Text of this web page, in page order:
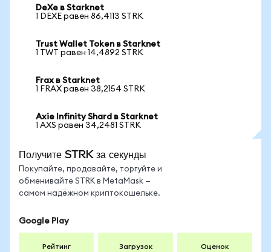
DeXe в Starknet
1 DEXE равен 86,4113 STRK
Trust Wallet Token в Starknet
1 TWT равен 14,4892 STRK
Frax в Starknet
1 FRAX равен 38,2154 STRK
Axie Infinity Shard в Starknet
1 AXS равен 34,2481 STRK
Получите STRK за секунды
Покупайте, продавайте, торгуйте и
обменивайте STRK в MetaMask —
самом надёжном криптокошельке.
Google Play
Рейтинг Загрузок Оценок